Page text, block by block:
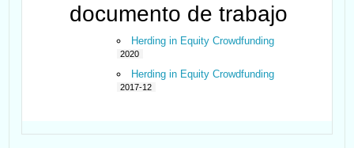
documento de trabajo
Herding in Equity Crowdfunding
2020
Herding in Equity Crowdfunding
2017-12